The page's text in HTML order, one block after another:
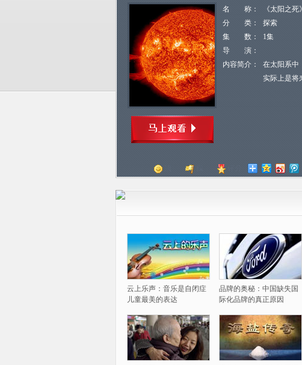
名 称：
《太阳之死》
分 类：
探索
集 数：
1集
导 演：
内容简介：
在太阳系中
实际上是将
云上乐声：音乐是自闭症
儿童最美的表达
品牌的奥秘：中国缺失国
际化品牌的真正原因